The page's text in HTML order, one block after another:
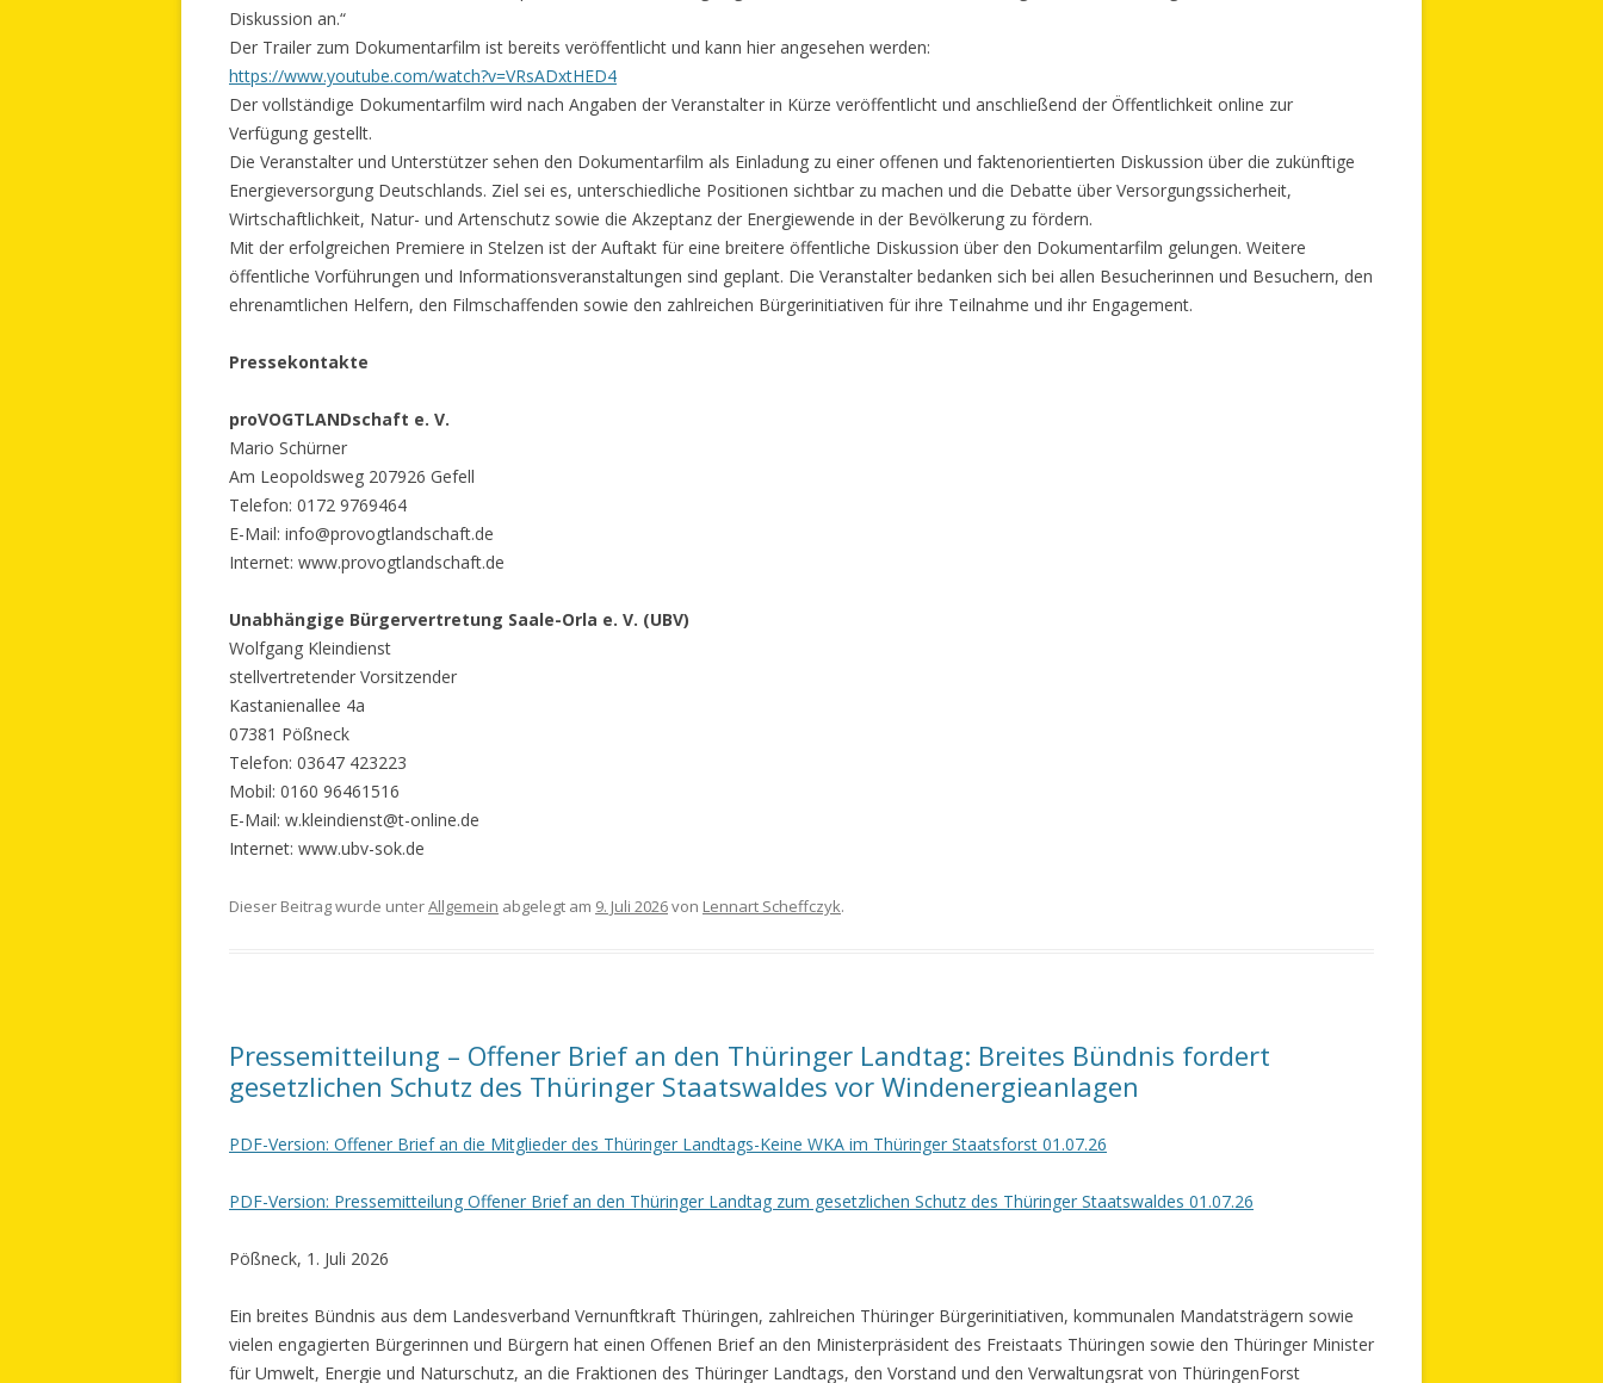
Diskussion an.“
Der Trailer zum Dokumentarfilm ist bereits veröffentlicht und kann hier angesehen werden:
https://www.youtube.com/watch?v=VRsADxtHED4
Der vollständige Dokumentarfilm wird nach Angaben der Veranstalter in Kürze veröffentlicht und anschließend der Öffentlichkeit online zur
Verfügung gestellt.
Die Veranstalter und Unterstützer sehen den Dokumentarfilm als Einladung zu einer offenen und faktenorientierten Diskussion über die zukünftige
Energieversorgung Deutschlands. Ziel sei es, unterschiedliche Positionen sichtbar zu machen und die Debatte über Versorgungssicherheit,
Wirtschaftlichkeit, Natur- und Artenschutz sowie die Akzeptanz der Energiewende in der Bevölkerung zu fördern.
Mit der erfolgreichen Premiere in Stelzen ist der Auftakt für eine breitere öffentliche Diskussion über den Dokumentarfilm gelungen. Weitere
öffentliche Vorführungen und Informationsveranstaltungen sind geplant. Die Veranstalter bedanken sich bei allen Besucherinnen und Besuchern, den
ehrenamtlichen Helfern, den Filmschaffenden sowie den zahlreichen Bürgerinitiativen für ihre Teilnahme und ihr Engagement.
Pressekontakte
proVOGTLANDschaft e. V.
Mario Schürner
Am Leopoldsweg 207926 Gefell
Telefon: 0172 9769464
E-Mail: info@provogtlandschaft.de
Internet: www.provogtlandschaft.de
Unabhängige Bürgervertretung Saale-Orla e. V. (UBV)
Wolfgang Kleindienst
stellvertretender Vorsitzender
Kastanienallee 4a
07381 Pößneck
Telefon: 03647 423223
Mobil: 0160 96461516
E-Mail: w.kleindienst@t-online.de
Internet: www.ubv-sok.de
Dieser Beitrag wurde unterAllgemein abgelegt am 9. Juli 2026von Lennart Scheffczyk.
Pressemitteilung – Offener Brief an den Thüringer Landtag: Breites Bündnis fordert
gesetzlichen Schutz des Thüringer Staatswaldes vor Windenergieanlagen
PDF-Version: Offener Brief an die Mitglieder des Thüringer Landtags-Keine WKA im Thüringer Staatsforst 01.07.26
PDF-Version: Pressemitteilung Offener Brief an den Thüringer Landtag zum gesetzlichen Schutz des Thüringer Staatswaldes 01.07.26
Pößneck, 1. Juli 2026
Ein breites Bündnis aus dem Landesverband Vernunftkraft Thüringen, zahlreichen Thüringer Bürgerinitiativen, kommunalen Mandatsträgern sowie
vielen engagierten Bürgerinnen und Bürgern hat einen Offenen Brief an den Ministerpräsident des Freistaats Thüringen sowie den Thüringer Minister
für Umwelt, Energie und Naturschutz, an die Fraktionen des Thüringer Landtags, den Vorstand und den Verwaltungsrat von ThüringenForst